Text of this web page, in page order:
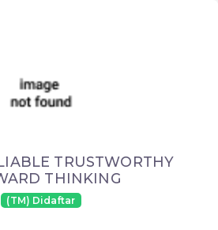
TRUSTWORTHY
THINKING
(TM) Didaftar